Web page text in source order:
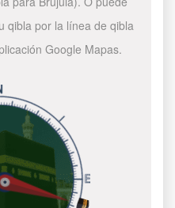
qibla por la línea de qibla
Google Mapas.